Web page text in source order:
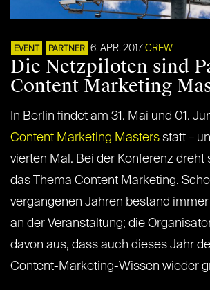
EVENT PARTNER 6. APR. 2017 CREW
Die Netzpiloten sind
Content Marketing
In Berlin findet am 31. Mai und 01.
Content Marketing Masters statt –
vierten Mal. Bei der Konferenz dreht
das Thema Content Marketing.
vergangenen Jahren bestand
an der Veranstaltung; die
davon aus, dass auch dieses Jahr
Content-Marketing-Wissen wieder